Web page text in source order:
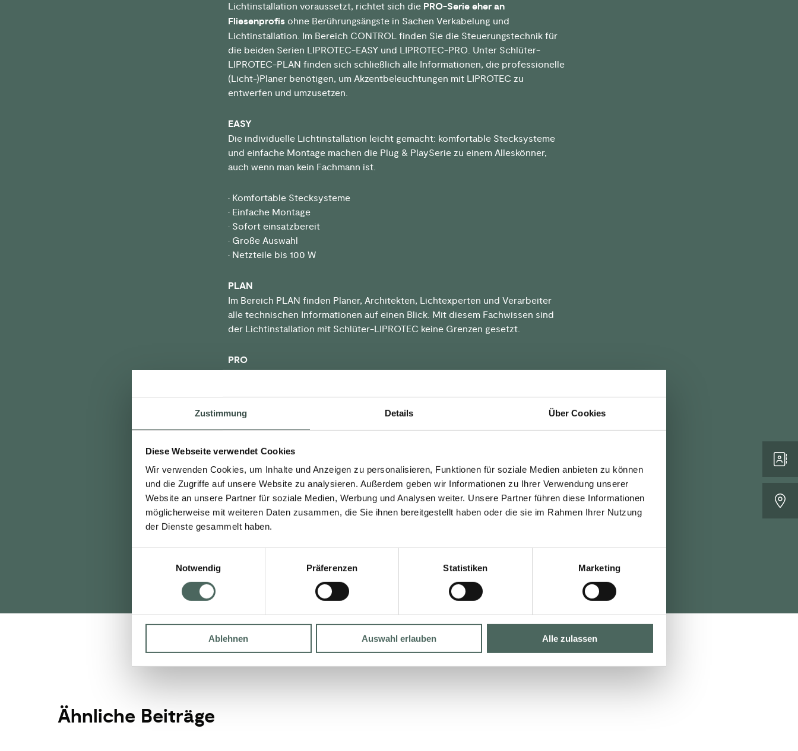
Zustimmung Details Über Cookies
Diese Webseite verwendet Cookies
Wir verwenden Cookies, um Inhalte und Anzeigen zu personalisieren, Funktionen für soziale Medien anbieten zu können
und die Zugriffe auf unsere Website zu analysieren. Außerdem geben wir Informationen zu Ihrer Verwendung unserer
Website an unsere Partner für soziale Medien, Werbung und Analysen weiter. Unsere Partner führen diese Informationen
möglicherweise mit weiteren Daten zusammen, die Sie ihnen bereitgestellt haben oder die sie im Rahmen Ihrer Nutzung
der Dienste gesammelt haben.
Notwendig
Präferenzen Statistiken Marketing
Ablehnen Auswahl erlauben Alle zulassen
Lichtinstallation voraussetzt, richtet sich die PRO-Serie eher an
Fliesenprofis ohne Berührungsängste in Sachen Verkabelung und
Lichtinstallation. Im Bereich CONTROL finden Sie die Steuerungstechnik für
die beiden Serien LIPROTEC-EASY und LIPROTEC-PRO. Unter Schlüter-
LIPROTEC-PLAN finden sich schließlich alle Informationen, die professionelle
(Licht-)Planer benötigen, um Akzentbeleuchtungen mit LIPROTEC zu
entwerfen und umzusetzen.
EASY
Die individuelle Lichtinstallation leicht gemacht: komfortable Stecksysteme
und einfache Montage machen die Plug & PlaySerie zu einem Alleskönner,
auch wenn man kein Fachmann ist.
• Komfortable Stecksysteme
• Einfache Montage
• Sofort einsatzbereit
• Große Auswahl
• Netzteile bis 100 W
PLAN
Im Bereich PLAN finden Planer, Architekten, Lichtexperten und Verarbeiter
alle technischen Informationen auf einen Blick. Mit diesem Fachwissen sind
der Lichtinstallation mit Schlüter-LIPROTEC keine Grenzen gesetzt.
PRO
• Individuelle Lichtinstallationen
• Vielfach kombinierbare Produkte
• Unendliche Möglichkeiten
• Die Serie für Profis
Sie benötigen mehr Informationen? Dann besuchen Sie unsere Ausstellung in
Ihrer Nähe oder sprechen Sie mit unserem Vertriebsteam. Alles gibt´s
natürlich auch für Profis in unserem
Ähnliche Beiträge